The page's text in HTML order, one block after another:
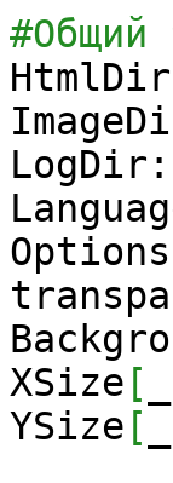
#Общий
LogDir:
Options
XSize [
YSize [